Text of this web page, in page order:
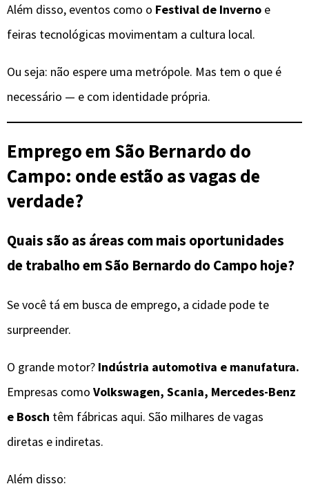
Além disso, eventos como o Festival de Inverno e
feiras tecnológicas movimentam a cultura local.
Ou seja: não espere uma metrópole. Mas tem o que é
necessário — e com identidade própria.
Emprego em São Bernardo do
Campo: onde estão as vagas de
verdade?
Quais são as áreas com mais oportunidades
de trabalho em São Bernardo do Campo hoje?
Se você tá em busca de emprego, a cidade pode te
surpreender.
O grande motor? Indústria automotiva e manufatura.
Empresas como Volkswagen, Scania, Mercedes-Benz
e Bosch têm fábricas aqui. São milhares de vagas
diretas e indiretas.
Além disso: